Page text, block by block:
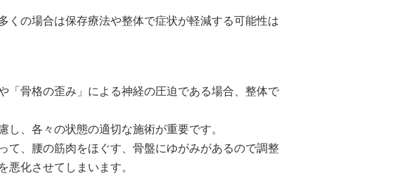
くの場合は保存療法や整体で症状が軽減する可能性は
「骨格の歪み」による神経の圧迫である場合、整体で
し、各々の状態の適切な施術が重要です。
て、腰の筋肉をほぐす、骨盤にゆがみがあるので調整
悪化させてしまいます。